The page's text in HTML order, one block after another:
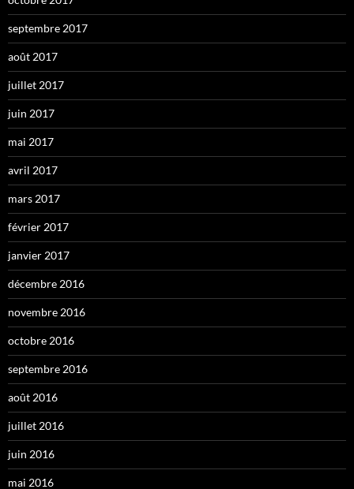
septembre 2017
août 2017
juillet 2017
juin 2017
mai 2017
avril 2017
mars 2017
février 2017
janvier 2017
décembre 2016
novembre 2016
octobre 2016
septembre 2016
août 2016
juillet 2016
juin 2016
mai 2016